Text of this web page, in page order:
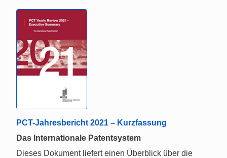
PCT-Jahresbericht 2021 – Kurzfassung
Das Internationale Patentsystem
Dieses Dokument liefert einen Überblick über die